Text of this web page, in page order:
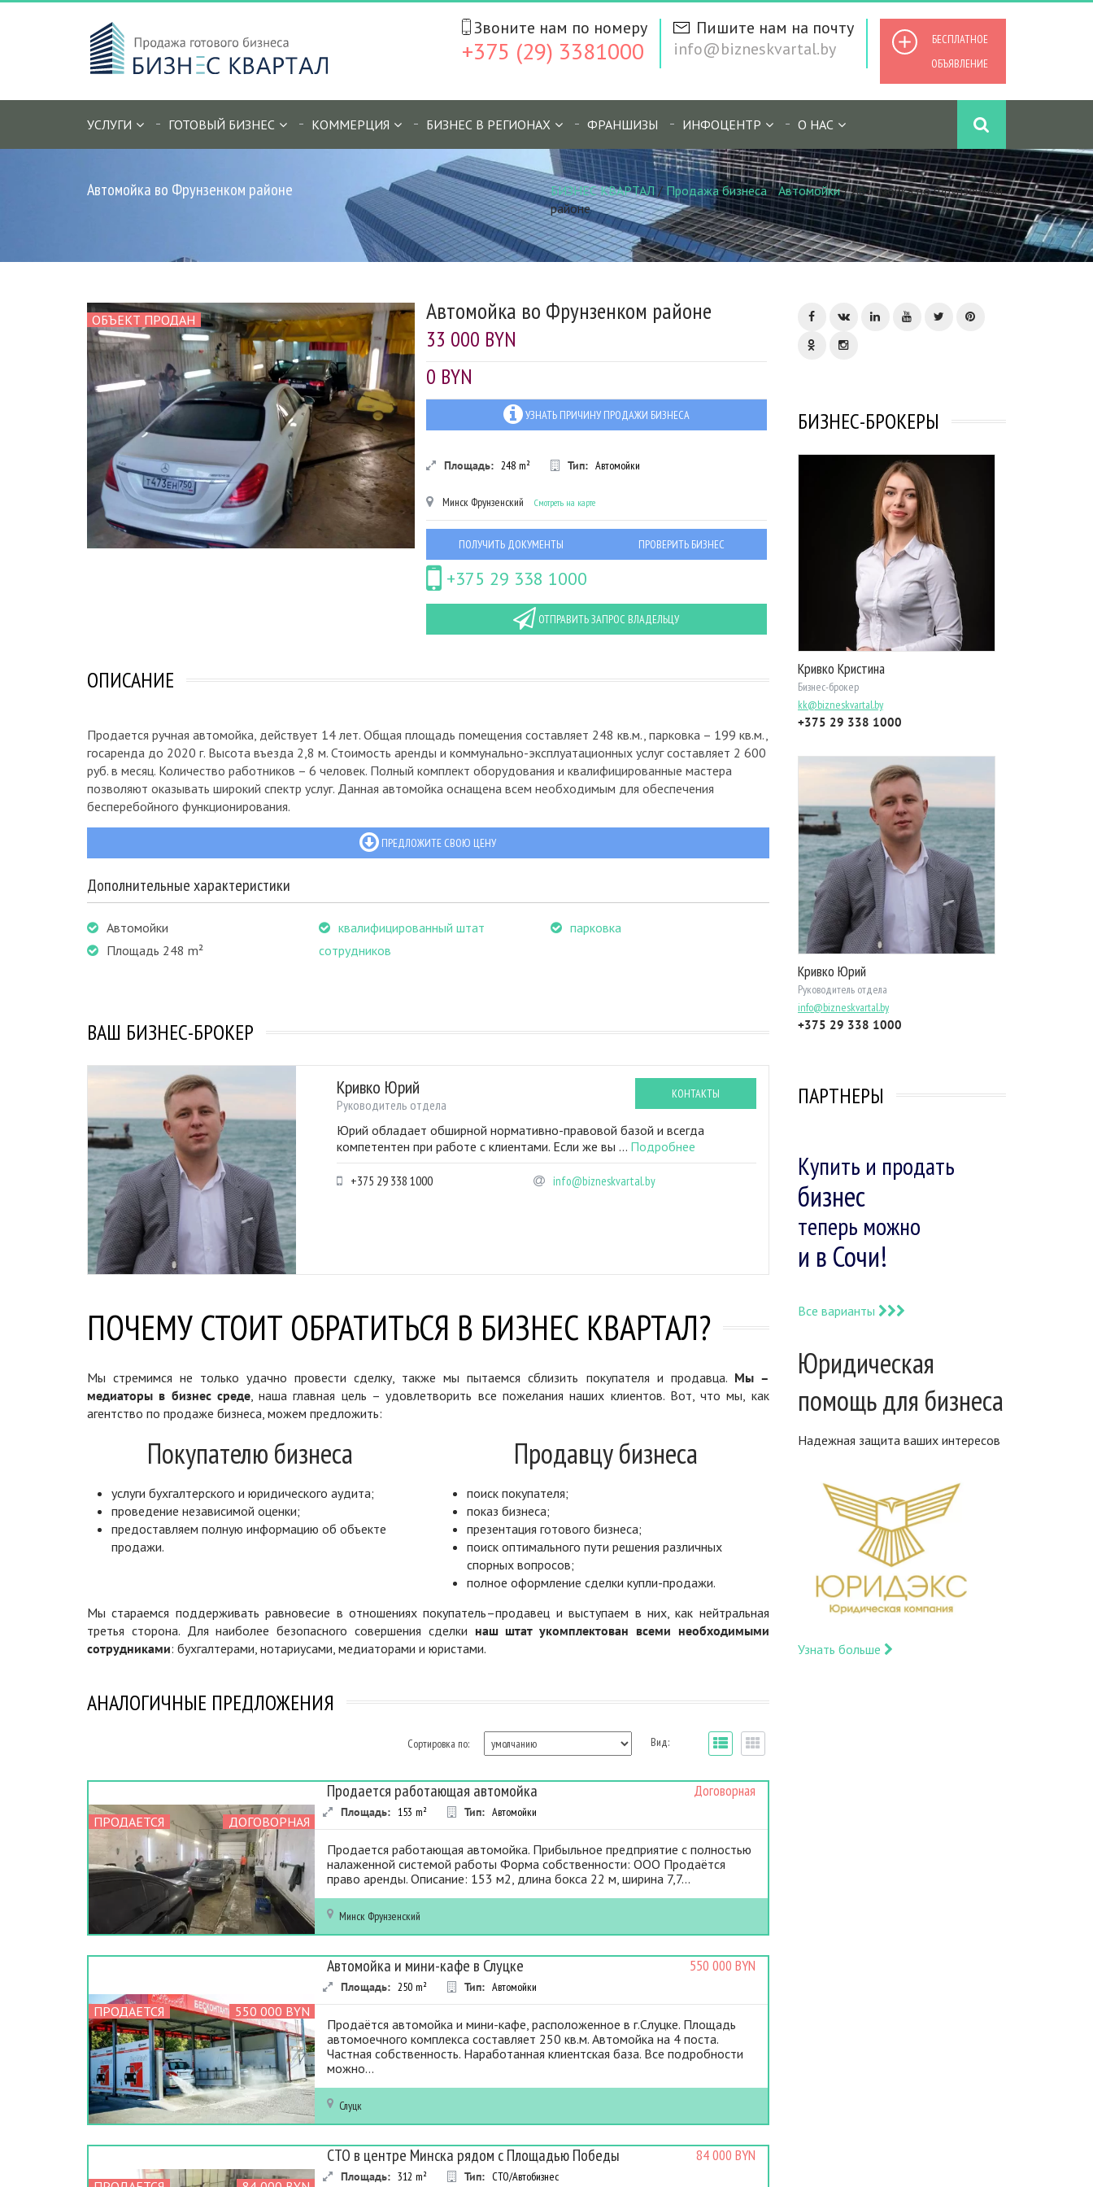
БЕСПЛАТНОЕ
ОБЪЯВЛЕНИЕ
Пишите нам на почту
info@bizneskvartal.by
Звоните нам по номеру
+375 (29) 3381000
УСЛУГИ ГОТОВЫЙ БИЗНЕС КОММЕРЦИЯ БИЗНЕС В РЕГИОНАХ ФРАНШИЗЫ ИНФОЦЕНТР О НАС
Автомойка во Фрунзенком районе БИЗНЕС КВАРТАЛ / Продажа бизнеса/Автомойки/Автомойка во Фрунзенком
районе
ОБЪЕКТ ПРОДАН Автомойка во Фрунзенком районе
33 000 BYN
0 BYN
УЗНАТЬ ПРИЧИНУ ПРОДАЖИ БИЗНЕСА
Площадь: 248 m² Тип: Автомойки
Минск Фрунзенский Смотреть на карте
ПОЛУЧИТЬ ДОКУМЕНТЫ ПРОВЕРИТЬ БИЗНЕС
+375 29 338 1000
ОТПРАВИТЬ ЗАПРОС ВЛАДЕЛЬЦУ
ОПИСАНИЕ
Продается ручная автомойка, действует 14 лет. Общая площадь помещения составляет 248 кв.м., парковка – 199 кв.м.,
госаренда до 2020 г. Высота въезда 2,8 м. Стоимость аренды и коммунально-эксплуатационных услуг составляет 2 600
руб. в месяц. Количество работников – 6 человек. Полный комплект оборудования и квалифицированные мастера
позволяют оказывать широкий спектр услуг. Данная автомойка оснащена всем необходимым для обеспечения
бесперебойного функционирования.
ПРЕДЛОЖИТЕ СВОЮ ЦЕНУ
Дополнительные характеристики
Автомойки
Площадь 248 m²
квалифицированный штат
сотрудников
парковка
ВАШ БИЗНЕС-БРОКЕР
Кривко Юрий
Руководитель отдела
КОНТАКТЫ
Юрий обладает обширной нормативно-правовой базой и всегда
компетентен при работе с клиентами. Если же вы ... Подробнее
+375 29 338 1000 info@bizneskvartal.by
ПОЧЕМУ СТОИТ ОБРАТИТЬСЯ В БИЗНЕС КВАРТАЛ?
Мы стремимся не только удачно провести сделку, также мы пытаемся сблизить покупателя и продавца. Мы –
медиаторы в бизнес среде, наша главная цель – удовлетворить все пожелания наших клиентов. Вот, что мы, как
агентство по продаже бизнеса, можем предложить:
Покупателю бизнеса
услуги бухгалтерского и юридического аудита;
проведение независимой оценки;
предоставляем полную информацию об объекте
продажи.
Продавцу бизнеса
поиск покупателя;
показ бизнеса;
презентация готового бизнеса;
поиск оптимального пути решения различных
спорных вопросов;
полное оформление сделки купли-продажи.
Мы стараемся поддерживать равновесие в отношениях покупатель–продавец и выступаем в них, как нейтральная
третья сторона. Для наиболее безопасного совершения сделки наш штат укомплектован всеми необходимыми
сотрудниками: бухгалтерами, нотариусами, медиаторами и юристами.
АНАЛОГИЧНЫЕ ПРЕДЛОЖЕНИЯ
Сортировка по: Вид:
ПРОДАЕТСЯ ДОГОВОРНАЯ
Продается работающая автомойка Договорная
Площадь: 153 m² Тип: Автомойки
Продается работающая автомойка. Прибыльное предприятие с полностью
налаженной системой работы Форма собственности: ООО Продаётся
право аренды. Описание: 153 м2, длина бокса 22 м, ширина 7,7...
Минск Фрунзенский
ПРОДАЕТСЯ 550 000 BYN
Автомойка и мини-кафе в Слуцке 550 000 BYN
Площадь: 250 m² Тип: Автомойки
Продаётся автомойка и мини-кафе, расположенное в г.Слуцке. Площадь
автомоечного комплекса составляет 250 кв.м. Автомойка на 4 поста.
Частная собственность. Наработанная клиентская база. Все подробности
можно...
Слуцк
СТО в центре Минска рядом с Площадью Победы 84 000 BYN
Площадь: 312 m² Тип: СТО/Автобизнес
БИЗНЕС-БРОКЕРЫ
Кривко Кристина
Бизнес-брокер
kk@bizneskvartal.by
+375 29 338 1000
Кривко Юрий
Руководитель отдела
info@bizneskvartal.by
+375 29 338 1000
ПАРТНЕРЫ
Купить и продать
бизнес
теперь можно
и в Сочи!
Все варианты
Юридическая
помощь для бизнеса
Надежная защита ваших интересов
Узнать больше